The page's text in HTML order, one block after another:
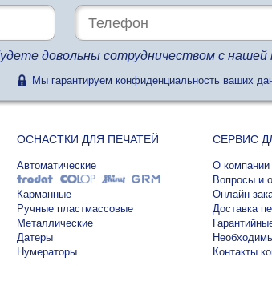
довольны сотрудничеством с нашей
Мы гарантируем конфиденциальность ваших
ОСНАСТКИ ДЛЯ ПЕЧАТЕЙ
Автоматические
Карманные
Ручные пластмассовые
Металлические
Датеры
Нумераторы
СЕРВИС
О компании
Вопросы и
Онлайн
Доставка
Контакты